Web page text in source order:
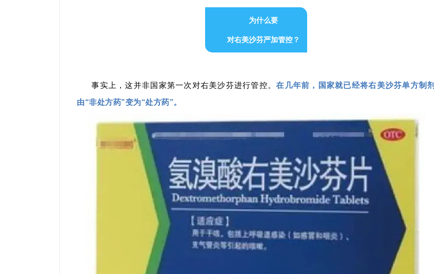
为什么要
对右美沙芬严加管控？
事实上，这并非国家第一次对右美沙芬进行管控。在几年前，国家就已经将右美沙芬单方制剂
由“非处方药”变为“处方药”。